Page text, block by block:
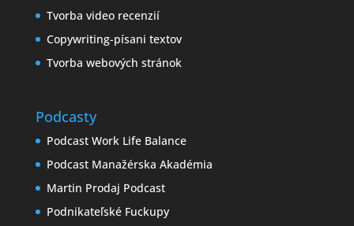
Tvorba video recenzií
Copywriting-písani textov
Tvorba webových stránok
Podcasty
Podcast Work Life Balance
Podcast Manažérska Akadémia
Martin Prodaj Podcast
Podnikateľské Fuckupy